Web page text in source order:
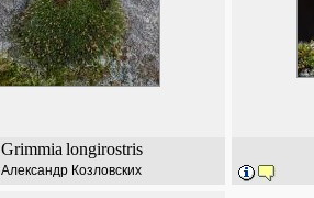
Grimmia longirostris
Александр Козловских